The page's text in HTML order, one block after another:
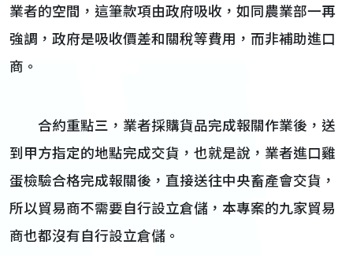
業者的空間，這筆款項由政府吸收，如同農業部一再
強調，政府是吸收價差和關稅等費用，而非補助進口
商。
合約重點三，業者採購貨品完成報關作業後，送
到甲方指定的地點完成交貨，也就是說，業者進口雞
蛋檢驗合格完成報關後，直接送往中央畜產會交貨，
所以貿易商不需要自行設立倉儲，本專案的九家貿易
商也都沒有自行設立倉儲。